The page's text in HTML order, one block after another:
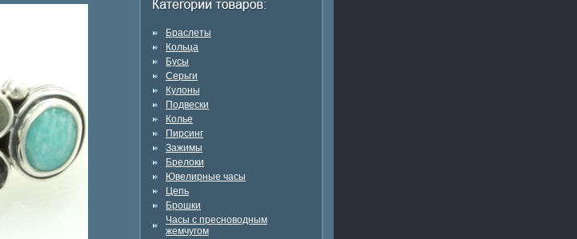
Браслеты
Кольца
Бусы
Серьги
Кулоны
Подвески
Колье
Пирсинг
Зажимы
Брелоки
Ювелирные часы
Цепь
Брошки
Часы с пресноводным
жемчугом